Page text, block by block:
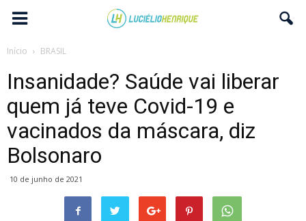
Início BRASIL
Insanidade? Saúde vai liberar
quem já teve Covid-19 e
vacinados da máscara, diz
Bolsonaro
10 de junho de 2021